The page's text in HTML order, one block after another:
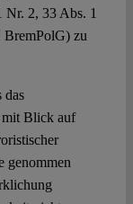
2, 33 Abs. 1
BremPolG) zu
das
mit Blick auf
genommen